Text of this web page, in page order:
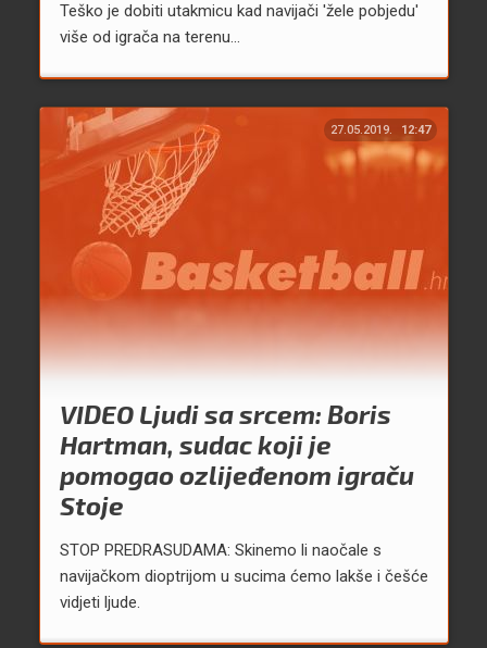
Teško je dobiti utakmicu kad navijači 'žele pobjedu'
više od igrača na terenu…
27.05.2019. 12:47
VIDEO Ljudi sa srcem: Boris
Hartman, sudac koji je
pomogao ozlijeđenom igraču
Stoje
STOP PREDRASUDAMA: Skinemo li naočale s
navijačkom dioptrijom u sucima ćemo lakše i češće
vidjeti ljude.